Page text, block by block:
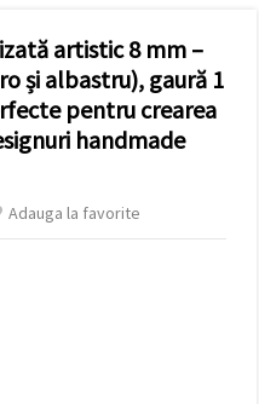
artistic 8 mm –
și albastru), gaură 1
pentru crearea
handmade
Adauga la favorite